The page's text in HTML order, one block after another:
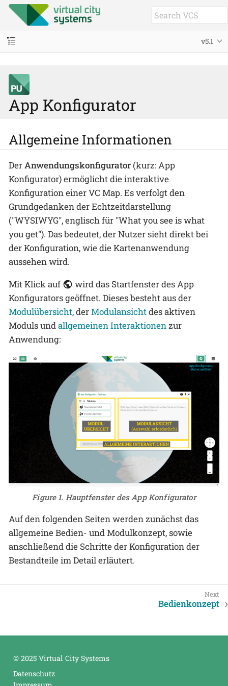
v5.1
App Konfigurator
Allgemeine Informationen
DerAnwendungskonfigurator (kurz: App
Konfigurator) ermöglicht die interaktive
Konfiguration einer VC Map. Es verfolgt den
Grundgedanken der Echtzeitdarstellung
("WYSIWYG", englisch für "What you see is what
you get"). Das bedeutet, der Nutzer sieht direkt bei
der Konfiguration, wie die Kartenanwendung
aussehen wird.
Mit Klick auf
wird das Startfenster des App
Konfigurators geöffnet. Dieses besteht aus der
Modulübersicht, derModulansichtdes aktiven
Moduls undallgemeinen Interaktionenzur
Anwendung:
Figure 1. Hauptfenster des App Konfigurator
Auf den folgenden Seiten werden zunächst das
allgemeine Bedien- und Modulkonzept, sowie
anschließend die Schritte der Konfiguration der
Bestandteile im Detail erläutert.
Bedienkonzept
© 2025 Virtual City Systems
Datenschutz